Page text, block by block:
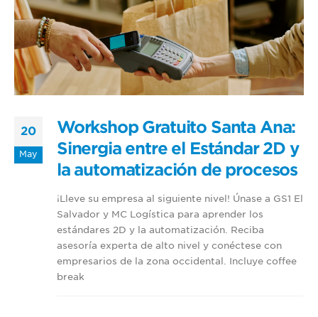
20
May
Workshop Gratuito Santa Ana:
Sinergia entre el Estándar 2D y
la automatización de procesos
¡Lleve su empresa al siguiente nivel! Únase a GS1 El
Salvador y MC Logística para aprender los
estándares 2D y la automatización. Reciba
asesoría experta de alto nivel y conéctese con
empresarios de la zona occidental. Incluye coffee
break